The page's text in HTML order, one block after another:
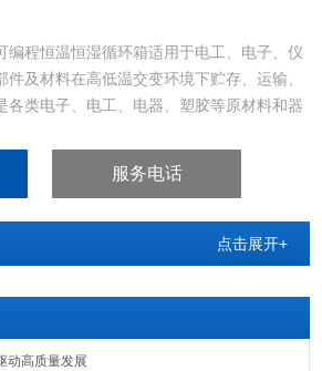
编程恒温恒湿循环箱适用于电工、电子、仪
及材料在高低温交变环境下贮存、运输、
各类电子、电工、电器、塑胶等原材料和器
服务电话
点击展开+
动高质量发展